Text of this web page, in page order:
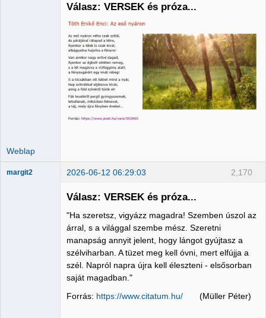
Válasz: VERSEK és próza...
Weblap
2,170
margit2 2026-06-12 06:29:03
Válasz: VERSEK és próza...
"Ha szeretsz, vigyázz magadra! Szemben úszol az
árral, s a világgal szembe mész. Szeretni
manapság annyit jelent, hogy lángot gyújtasz a
szélviharban. A tüzet meg kell óvni, mert elfújja a
szél. Napról napra újra kell éleszteni - elsősorban
saját magadban."
Forrás: https://www.citatum.hu/ (Müller Péter)